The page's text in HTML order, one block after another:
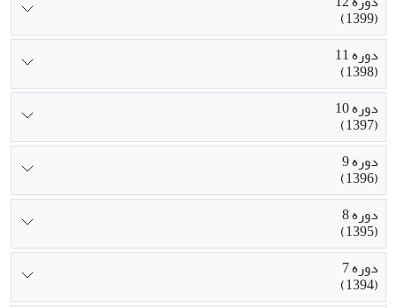
(1399)
دوره 11
(1398)
دوره 10
(1397)
دوره 9
(1396)
دوره 8
(1395)
دوره 7
(1394)